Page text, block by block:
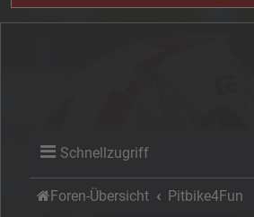
Schnellzugriff
Foren-Übersicht Pitbike4Fun